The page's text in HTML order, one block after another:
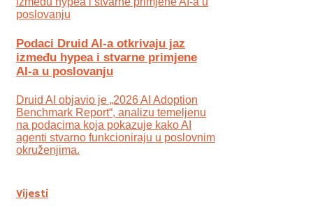
Podaci Druid AI-a otkrivaju jaz
između hypea i stvarne primjene
AI-a u poslovanju
Druid AI objavio je „2026 AI Adoption
Benchmark Report“, analizu temeljenu
na podacima koja pokazuje kako AI
agenti stvarno funkcioniraju u poslovnim
okruženjima.
Vijesti